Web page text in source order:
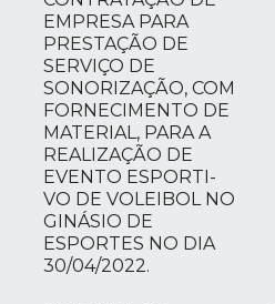
EMPRESA PARA
PRESTAÇÃO DE
SERVIÇO DE
SONORIZAÇÃO, COM
FORNECIMENTO DE
MATERIAL, PARA A
REALIZAÇÃO DE
EVENTO ESPORTI-
VO DE VOLEIBOL NO
GINÁSIO DE
ESPORTES NO DIA
30/04/2022.